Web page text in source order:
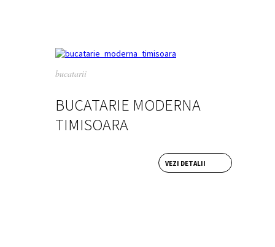
bucatarii
BUCATARIE MODERNA
TIMISOARA
VEZI DETALII